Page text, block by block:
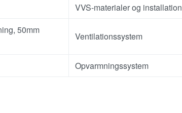
VVS-materialer og installation
50mm
Ventilationssystem
Opvarmningssystem